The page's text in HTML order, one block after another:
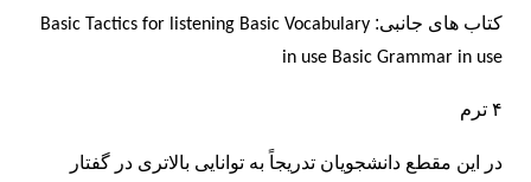
کتاب های جانبی: Basic Tactics for listening Basic Vocabulary
in use Basic Grammar in use
۴ ترم
در این مقطع دانشجویان تدریجاً به توانایی بالاتری در گفتار